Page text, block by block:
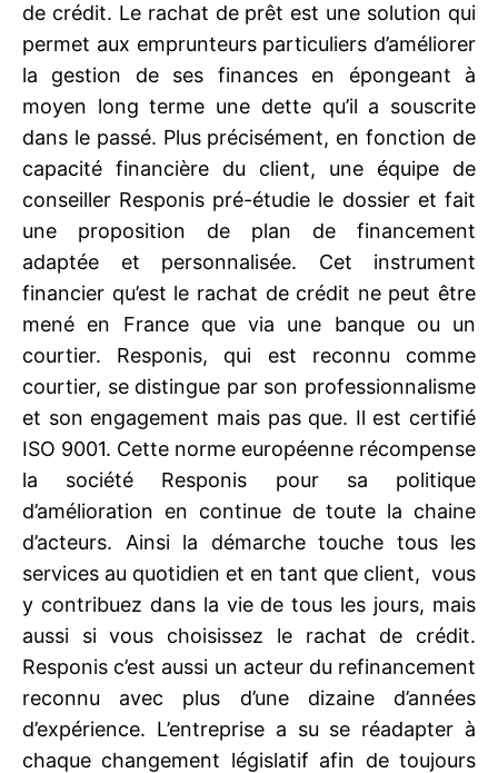
de crédit. Le rachat de prêt est une solution qui
permet aux emprunteurs particuliers d’améliorer
la gestion de ses finances en épongeant à
moyen long terme une dette qu’il a souscrite
dans le passé. Plus précisément, en fonction de
capacité financière du client, une équipe de
conseiller Responis pré-étudie le dossier et fait
une proposition de plan de financement
adaptée et personnalisée. Cet instrument
financier qu’est le rachat de crédit ne peut être
mené en France que via une banque ou un
courtier. Responis, qui est reconnu comme
courtier, se distingue par son professionnalisme
et son engagement mais pas que. Il est certifié
ISO 9001. Cette norme européenne récompense
la société Responis pour sa politique
d’amélioration en continue de toute la chaine
d’acteurs. Ainsi la démarche touche tous les
services au quotidien et en tant que client, vous
y contribuez dans la vie de tous les jours, mais
aussi si vous choisissez le rachat de crédit.
Responis c’est aussi un acteur du refinancement
reconnu avec plus d’une dizaine d’années
d’expérience. L’entreprise a su se réadapter à
chaque changement législatif afin de toujours